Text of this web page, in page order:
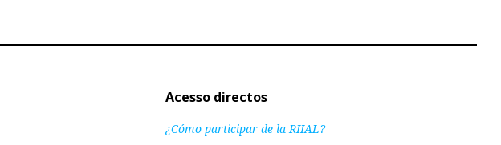
Acesso directos
¿Cómo participar de la RIIAL?